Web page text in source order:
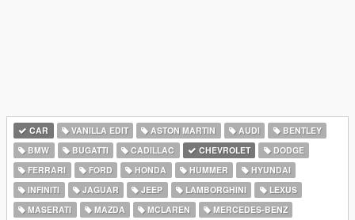
CAR VANILLA EDIT ASTON MARTIN AUDI
BENTLEY
BMW
BUGATTI CADILLAC CHEVROLET
DODGE
FERRARI
FORD HONDA HUMMER
HYUNDAI
INFINITI
JAGUAR JEEP LAMBORGHINI
LEXUS
MASERATI
MAZDA MCLAREN
MERCEDES-BENZ